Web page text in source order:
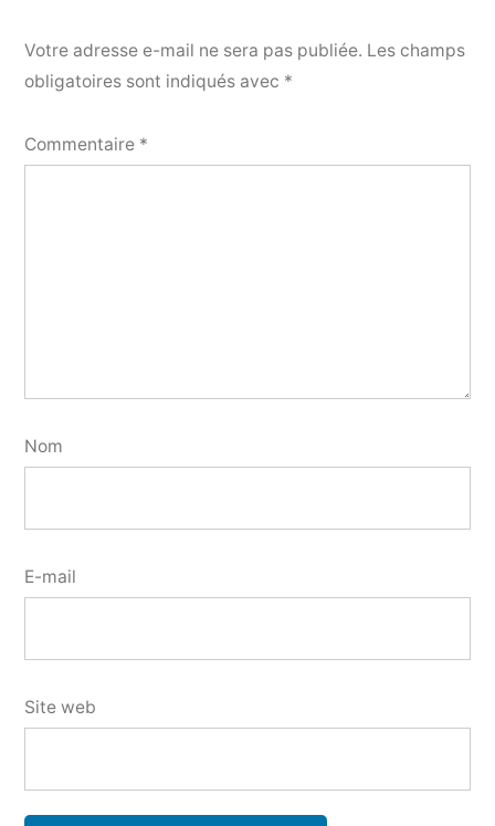
Votre adresse e-mail ne sera pas publiée. Les champs
obligatoires sont indiqués avec *
Commentaire *
Nom
E-mail
Site web